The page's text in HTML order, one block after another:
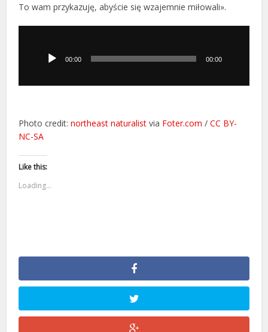
To wam przykazuję, abyście się wzajemnie miłowali».
dźwiękowych00:00 00:00
Photo credit:northeast naturalist via Foter.com /CC BY-
NC-SA
Like this:
Loading...